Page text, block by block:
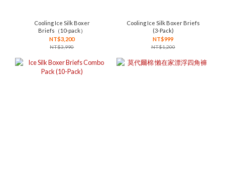
Cooling Ice Silk Boxer
Briefs（10-pack）
NT$3,200
NT$3,990
Cooling Ice Silk Boxer Briefs
(3-Pack)
NT$999
NT$1,200